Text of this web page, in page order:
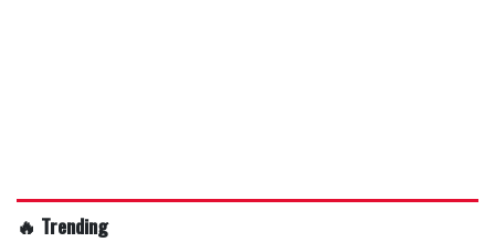
🔥 Trending